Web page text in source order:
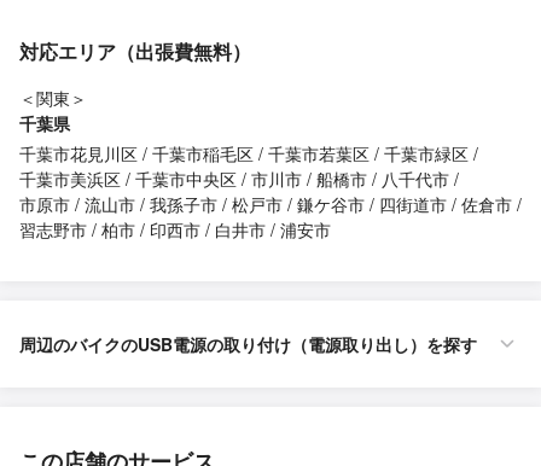
対応エリア（出張費無料）
＜関東＞
千葉県
千葉市花見川区 千葉市稲毛区 千葉市若葉区 千葉市緑区
千葉市美浜区 千葉市中央区 市川市 船橋市
八千代市
市原市 流山市 我孫子市 松戸市 鎌ケ谷市 四街道市 佐倉市
習志野市 柏市 印西市 白井市 浦安市
周辺のバイクのUSB電源の取り付け（電源取り出し）を探す